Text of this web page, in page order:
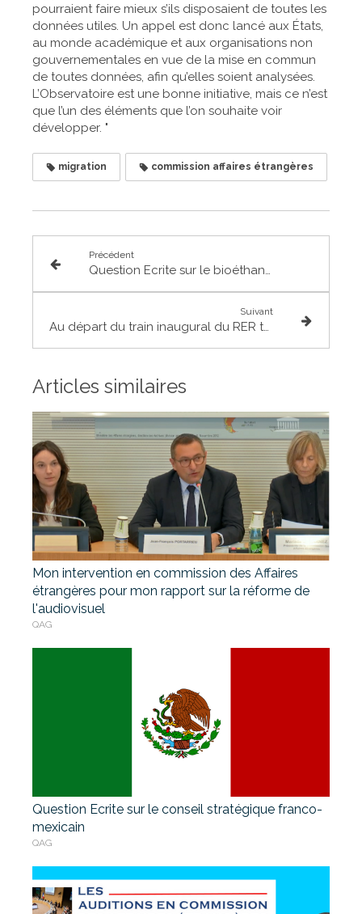
pourraient faire mieux s’ils disposaient de toutes les
données utiles. Un appel est donc lancé aux États,
au monde académique et aux organisations non
gouvernementales en vue de la mise en commun
de toutes données, afin qu’elles soient analysées.
L’Observatoire est une bonne initiative, mais ce n’est
que l’un des éléments que l’on souhaite voir
développer. "
migration commission affaires étrangères
Précédent
Question Ecrite sur le bioéthanol
Suivant
Au départ du train inaugural du RER toulousain
Articles similaires
Mon intervention en commission des Affaires
étrangères pour mon rapport sur la réforme de
l'audiovisuel
QAG
Question Ecrite sur le conseil stratégique franco-
mexicain
QAG